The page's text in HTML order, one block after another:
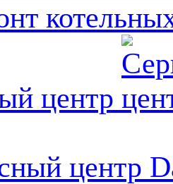
центр
центр